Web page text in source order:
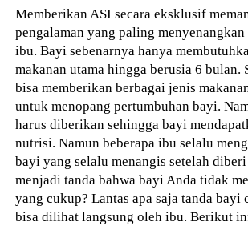
Memberikan ASI secara eksklusif
pengalaman yang paling
ibu. Bayi sebenarnya hanya
makanan utama hingga berusia 6 bulan.
bisa memberikan berbagai jenis
untuk menopang pertumbuhan bayi.
harus diberikan sehingga bayi
nutrisi. Namun beberapa ibu selalu
bayi yang selalu menangis setelah
menjadi tanda bahwa bayi Anda tidak
yang cukup? Lantas apa saja tanda bayi
bisa dilihat langsung oleh ibu. Berikut